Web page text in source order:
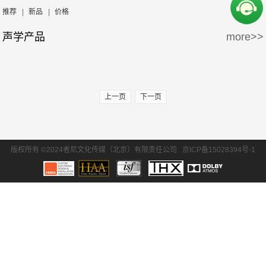
周边产品
5万-15万
30万-50万
推荐 | 新品 | 价格
声学产品 more>>
上一页 下一页
版权所有 ©2024者尼文化传媒（北京）有限责任公司 京ICP备15028394号-1